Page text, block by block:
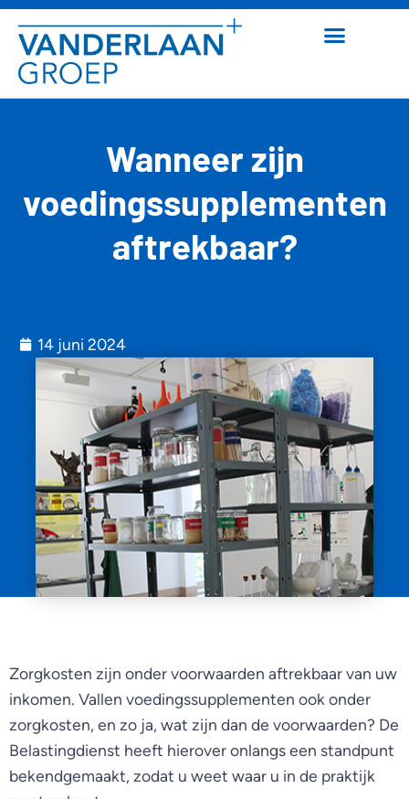
Wanneer zijn
voedingssupplementen
aftrekbaar?
14 juni 2024
Zorgkosten zijn onder voorwaarden aftrekbaar van uw
inkomen. Vallen voedingssupplementen ook onder
zorgkosten, en zo ja, wat zijn dan de voorwaarden? De
Belastingdienst heeft hierover onlangs een standpunt
bekendgemaakt, zodat u weet waar u in de praktijk